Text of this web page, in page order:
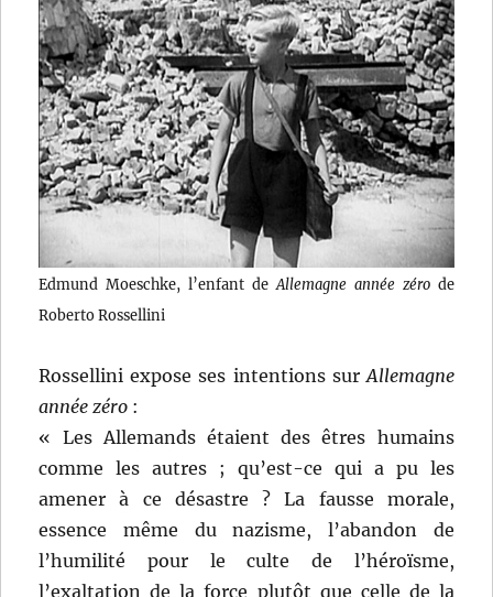
Edmund Moeschke, l’enfant de Allemagne année zérode
Roberto Rossellini
Rossellini expose ses intentions sur Allemagne
année zéro :
« Les Allemands étaient des êtres humains
comme les autres ; qu’est-ce qui a pu les
amener à ce désastre ? La fausse morale,
essence même du nazisme, l’abandon de
l’humilité pour le culte de l’héroïsme,
l’exaltation de la force plutôt que celle de la